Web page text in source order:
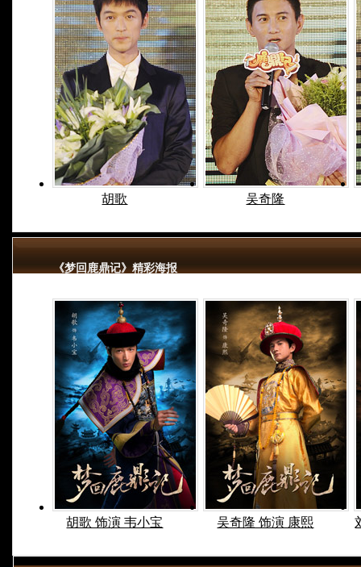
胡歌 吴奇隆
《梦回鹿鼎记》精彩海报
胡歌 饰演 韦小宝 吴奇隆 饰演 康熙